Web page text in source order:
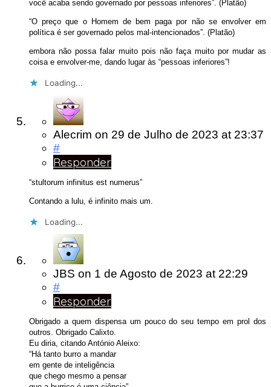
você acaba sendo governado por pessoas inferiores”. (Platão)
“O preço que o Homem de bem paga por não se envolver em
política é ser governado pelos mal-intencionados”. (Platão)
embora não possa falar muito pois não faça muito por mudar as
coisa e envolver-me, dando lugar às “pessoas inferiores”!
Loading...
Alecrim on 29 de Julho de 2023 at 23:37
#
Responder
“stultorum infinitus est numerus”
Contando a lulu, é infinito mais um.
Loading...
JBS on 1 de Agosto de 2023 at 22:29
#
Responder
Obrigado a quem dispensa um pouco do seu tempo em prol dos
outros. Obrigado Calixto.
Eu diria, citando António Aleixo:
“Há tanto burro a mandar
em gente de inteligência
que chego mesmo a pensar